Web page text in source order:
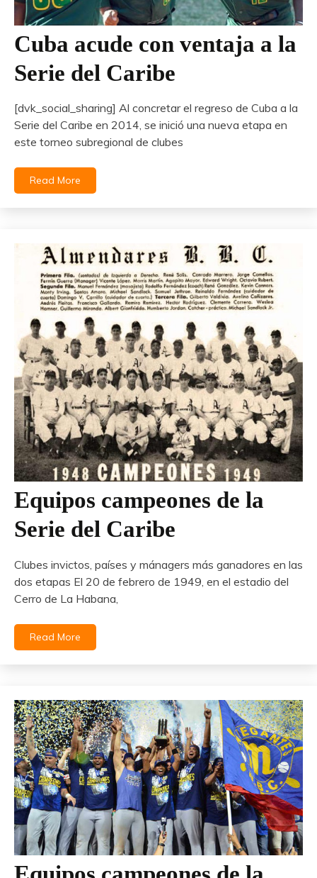
Cuba acude con ventaja a la
Serie del Caribe
[dvk_social_sharing] Al concretar el regreso de Cuba a la
Serie del Caribe en 2014, se inició una nueva etapa en
este torneo subregional de clubes
Read More
Equipos campeones de la
Serie del Caribe
Clubes invictos, países y mánagers más ganadores en las
dos etapas El 20 de febrero de 1949, en el estadio del
Cerro de La Habana,
Read More